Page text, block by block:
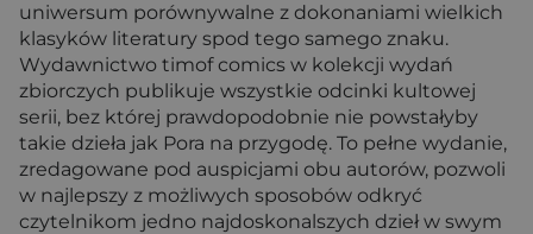
uniwersum porównywalne z dokonaniami wielkich
klasyków literatury spod tego samego znaku.
Wydawnictwo timof comics w kolekcji wydań
zbiorczych publikuje wszystkie odcinki kultowej
serii, bez której prawdopodobnie nie powstałyby
takie dzieła jak Pora na przygodę. To pełne wydanie,
zredagowane pod auspicjami obu autorów, pozwoli
w najlepszy z możliwych sposobów odkryć
czytelnikom jedno najdoskonalszych dzieł w swym